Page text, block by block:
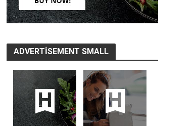
ADVERTISEMENT SMALL